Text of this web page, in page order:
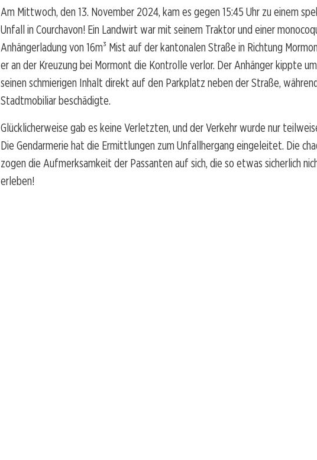
Am Mittwoch, den 13. November 2024, kam es gegen 15:45 Uhr zu einem
Unfall in Courchavon! Ein Landwirt war mit seinem Traktor und einer
Anhängerladung von 16m³ Mist auf der kantonalen Straße in Richtung
er an der Kreuzung bei Mormont die Kontrolle verlor. Der Anhänger kippte
seinen schmierigen Inhalt direkt auf den Parkplatz neben der Straße,
Stadtmobiliar beschädigte.
Glücklicherweise gab es keine Verletzten, und der Verkehr wurde nur
Die Gendarmerie hat die Ermittlungen zum Unfallhergang eingeleitet. Die
zogen die Aufmerksamkeit der Passanten auf sich, die so etwas sicherlich
erleben!